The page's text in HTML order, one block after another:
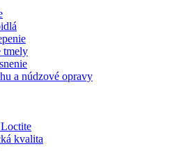
tmely
a núdzové opravy
kvalita